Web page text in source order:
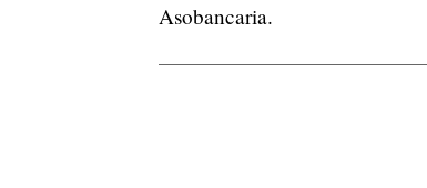
Asobancaria.